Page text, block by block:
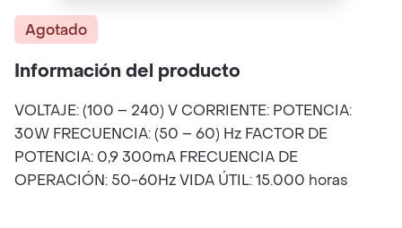
Agotado
Información del producto
VOLTAJE: (100 – 240) V CORRIENTE: POTENCIA:
30W FRECUENCIA: (50 – 60) Hz FACTOR DE
POTENCIA: 0,9 300mA FRECUENCIA DE
OPERACIÓN: 50-60Hz VIDA ÚTIL: 15.000 horas